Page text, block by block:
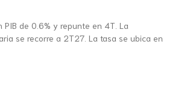
de 0.6% y repunte en 4T. La
se recorre a 2T27. La tasa se ubica en